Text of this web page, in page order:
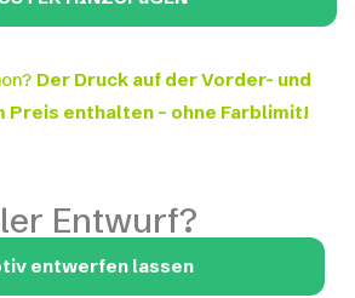
Der Druck auf der Vorder- und
Preis enthalten – ohne Farblimit!
Entwurf?
entwerfen lassen